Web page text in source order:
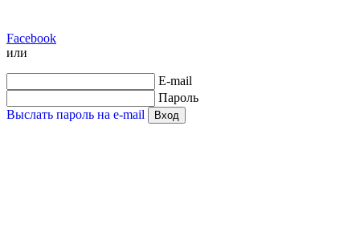
Facebook
или
E-mail
Пароль
Выслать пароль на e-mail
Вход